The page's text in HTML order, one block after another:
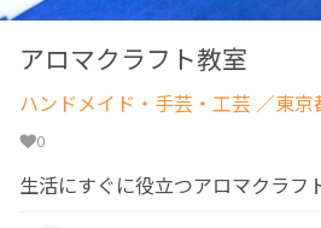
アロマクラフト教室
ハンドメイド・手芸・工芸 ／東京
0
生活にすぐに役立つアロマクラフ